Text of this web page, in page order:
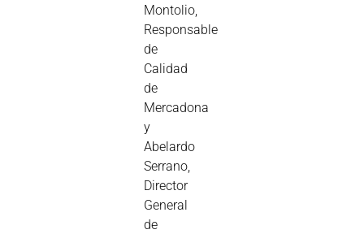
Montolio,
Responsable
de
Calidad
de
Mercadona
y
Abelardo
Serrano,
Director
General
de